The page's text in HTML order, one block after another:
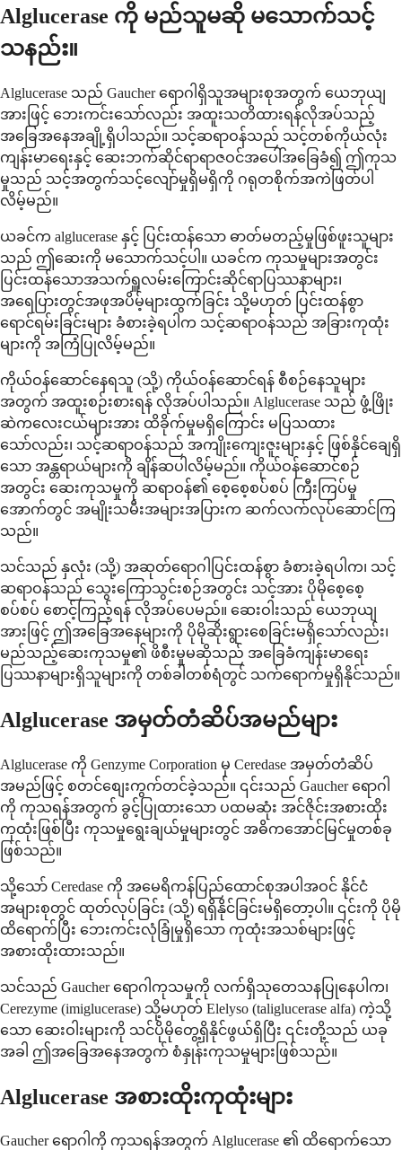
Alglucerase ကို မည်သူမဆို မသောက်သင့်
သနည်း။
Alglucerase သည် Gaucher ရောဂါရှိသူအများစုအတွက် ယေဘုယျ
အားဖြင့် ဘေးကင်းသော်လည်း အထူးသတိထားရန်လိုအပ်သည့်
အခြေအနေအချို့ရှိပါသည်။ သင့်ဆရာဝန်သည် သင့်တစ်ကိုယ်လုံး
ကျန်းမာရေးနှင့် ဆေးဘက်ဆိုင်ရာရာဇဝင်အပေါ်အခြေခံ၍ ဤကုသ
မှုသည် သင့်အတွက်သင့်လျော်မှုရှိမရှိကို ဂရုတစိုက်အကဲဖြတ်ပါ
လိမ့်မည်။
ယခင်က alglucerase နှင့် ပြင်းထန်သော ဓာတ်မတည့်မှုဖြစ်ဖူးသူများ
သည် ဤဆေးကို မသောက်သင့်ပါ။ ယခင်က ကုသမှုများအတွင်း
ပြင်းထန်သောအသက်ရှူလမ်းကြောင်းဆိုင်ရာပြဿနာများ၊
အရေပြားတွင်အဖုအပိမ့်များထွက်ခြင်း သို့မဟုတ် ပြင်းထန်စွာ
ရောင်ရမ်းခြင်းများ ခံစားခဲ့ရပါက သင့်ဆရာဝန်သည် အခြားကုထုံး
များကို အကြံပြုလိမ့်မည်။
ကိုယ်ဝန်ဆောင်နေရသူ (သို့) ကိုယ်ဝန်ဆောင်ရန် စီစဉ်နေသူများ
အတွက် အထူးစဉ်းစားရန် လိုအပ်ပါသည်။ Alglucerase သည် ဖွံ့ဖြိုး
ဆဲကလေးငယ်များအား ထိခိုက်မှုမရှိကြောင်း မပြသထား
သော်လည်း၊ သင့်ဆရာဝန်သည် အကျိုးကျေးဇူးများနှင့် ဖြစ်နိုင်ချေရှိ
သော အန္တရာယ်များကို ချိန်ဆပါလိမ့်မည်။ ကိုယ်ဝန်ဆောင်စဉ်
အတွင်း ဆေးကုသမှုကို ဆရာဝန်၏ စေ့စေ့စပ်စပ် ကြီးကြပ်မှု
အောက်တွင် အမျိုးသမီးအများအပြားက ဆက်လက်လုပ်ဆောင်ကြ
သည်။
သင်သည် နှလုံး (သို့) အဆုတ်ရောဂါပြင်းထန်စွာ ခံစားခဲ့ရပါက၊ သင့်
ဆရာဝန်သည် သွေးကြောသွင်းစဉ်အတွင်း သင့်အား ပိုမိုစေ့စေ့
စပ်စပ် စောင့်ကြည့်ရန် လိုအပ်ပေမည်။ ဆေးဝါးသည် ယေဘုယျ
အားဖြင့် ဤအခြေအနေများကို ပိုမိုဆိုးရွားစေခြင်းမရှိသော်လည်း၊
မည်သည့်ဆေးကုသမှု၏ ဖိစီးမှုမဆိုသည် အခြေခံကျန်းမာရေး
ပြဿနာများရှိသူများကို တစ်ခါတစ်ရံတွင် သက်ရောက်မှုရှိနိုင်သည်။
Alglucerase အမှတ်တံဆိပ်အမည်များ
Alglucerase ကို Genzyme Corporation မှ Ceredase အမှတ်တံဆိပ်
အမည်ဖြင့် စတင်စျေးကွက်တင်ခဲ့သည်။ ၎င်းသည် Gaucher ရောဂါ
ကို ကုသရန်အတွက် ခွင့်ပြုထားသော ပထမဆုံး အင်ဇိုင်းအစားထိုး
ကုထုံးဖြစ်ပြီး ကုသမှုရွေးချယ်မှုများတွင် အဓိကအောင်မြင်မှုတစ်ခု
ဖြစ်သည်။
သို့သော် Ceredase ကို အမေရိကန်ပြည်ထောင်စုအပါအဝင် နိုင်ငံ
အများစုတွင် ထုတ်လုပ်ခြင်း (သို့) ရရှိနိုင်ခြင်းမရှိတော့ပါ။ ၎င်းကို ပိုမို
ထိရောက်ပြီး ဘေးကင်းလုံခြုံမှုရှိသော ကုထုံးအသစ်များဖြင့်
အစားထိုးထားသည်။
သင်သည် Gaucher ရောဂါကုသမှုကို လက်ရှိသုတေသနပြုနေပါက၊
Cerezyme (imiglucerase) သို့မဟုတ် Elelyso (taliglucerase alfa) ကဲ့သို့
သော ဆေးဝါးများကို သင်ပိုမိုတွေ့ရှိနိုင်ဖွယ်ရှိပြီး ၎င်းတို့သည် ယခု
အခါ ဤအခြေအနေအတွက် စံနှုန်းကုသမှုများဖြစ်သည်။
Alglucerase အစားထိုးကုထုံးများ
Gaucher ရောဂါကို ကုသရန်အတွက် Alglucerase ၏ ထိရောက်သော